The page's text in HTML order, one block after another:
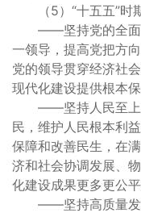
（5）“十五五”时期
——坚持党的全面领
一领导，提高党把方
党的领导贯穿经济社
现代化建设提供根本保
——坚持人民至上。
民，维护人民根本利
保障和改善民生，在
济和社会协调发展、
化建设成果更多更公平
——坚持高质量发展